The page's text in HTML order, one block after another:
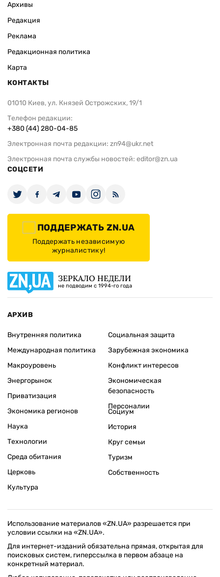
Архивы
Редакция
Реклама
Редакционная политика
Карта
КОНТАКТЫ
01010 Киев, ул. Князей Острожских, 19/1
Телефон редакции:
+380 (44) 280-04-85
Электронная почта редакции: zn94@ukr.net
Электронная почта службы новостей: editor@zn.ua
СОЦСЕТИ
ПОДДЕРЖАТЬ ZN.UA
Поддержать независимую
журналистику!
ЗЕРКАЛО НЕДЕЛИ
не подводим с 1994-го года
АРХИВ
Внутренняя политика
Международная политика
Макроуровень
Энергорынок
Приватизация
Экономика регионов
Социальная защита
Зарубежная экономика
Конфликт интересов
Экономическая
безопасность
Персоналии
Наука
Технологии
Среда обитания
Церковь
Культура
Социум
История
Круг семьи
Туризм
Собственность
Использование материалов «ZN.UA» разрешается при
условии ссылки на «ZN.UA».
Для интернет-изданий обязательна прямая, открытая для
поисковых систем, гиперссылка в первом абзаце на
конкретный материал.